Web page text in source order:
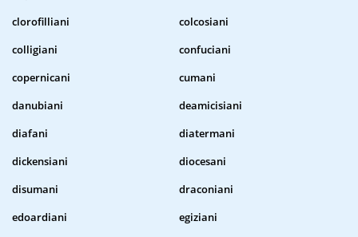
clorofilliani
colcosiani
colligiani
confuciani
copernicani
cumani
danubiani
deamicisiani
diafani
diatermani
dickensiani
diocesani
disumani
draconiani
edoardiani
egiziani